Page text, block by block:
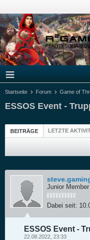
Startseite Forum Game of
ESSOS Event -
BEITRÄGE LETZTE
Junior Member
Dabei seit:
ESSOS Event -
22.08.2022, 23:33